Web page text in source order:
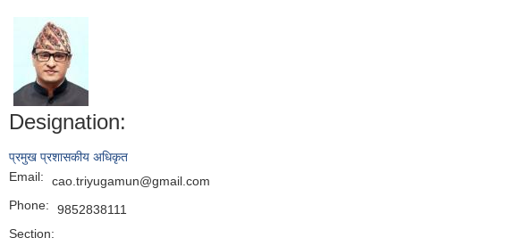
Designation:
प्रमुख प्रशासकीय अधिकृत
Email:
cao.triyugamun@gmail.com
Phone:
9852838111
Section: